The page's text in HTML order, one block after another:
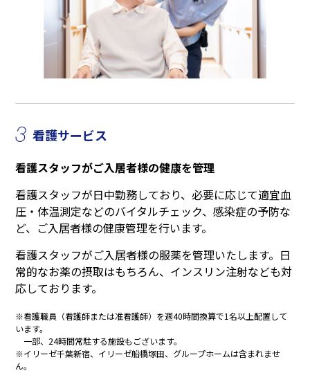
3 看護サービス
看護スタッフがご入居者様の健康を管理
看護スタッフが日中勤務しており、必要に応じて適宜血
圧・体温測定などのバイタルチェック、感染症の予防な
ど、ご入居者様の健康管理を行います。
看護スタッフがご入居者様の服薬を管理いたします。日
常的なお薬の摂取はもちろん、インスリン注射なども対
応しております。
※看護職員（看護師または准看護師）を週40時間換算で1名以上配置して
います。
一部、24時間常駐する施設もございます。
※イリーゼ千葉新宿、イリーゼ船橋塚田、グループホームは含まれませ
ん。